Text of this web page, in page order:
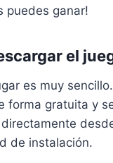
puedes ganar!
el
es muy
forma gratuita y
de instalación.